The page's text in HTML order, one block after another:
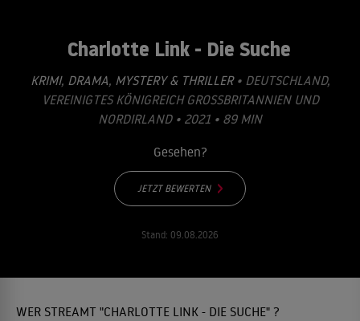
Charlotte Link - Die Suche
KRIMI, DRAMA, MYSTERY & THRILLER• DEUTSCHLAND,
VEREINIGTES KÖNIGREICH GROSSBRITANNIEN UND N
ORDIRLAND • 2021 • 89 MIN
Gesehen?
JETZT BEWERTEN
Stand: 09.08.2026
WER STREAMT "CHARLOTTE LINK - DIE SUCHE" ?